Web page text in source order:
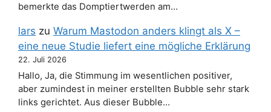
bemerkte das Domptiertwerden am…
lars zu Warum Mastodon anders klingt als X –
eine neue Studie liefert eine mögliche Erklärung
22. Juli 2026
Hallo, Ja, die Stimmung im wesentlichen positiver,
aber zumindest in meiner erstellten Bubble sehr stark
links gerichtet. Aus dieser Bubble…